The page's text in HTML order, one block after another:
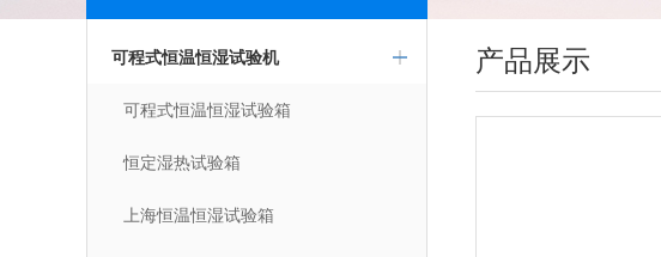
可程式恒温恒湿试验机
可程式恒温恒湿试验箱
恒定湿热试验箱
上海恒温恒湿试验箱
产品展示